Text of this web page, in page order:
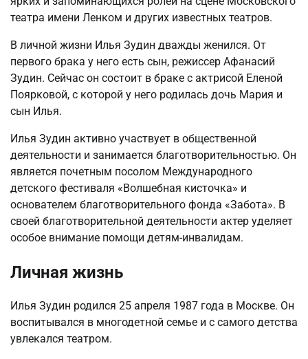
театра имени Ленком и других известных театров.
В личной жизни Илья Зудин дважды женился. От
первого брака у него есть сын, режиссер Афанасий
Зудин. Сейчас он состоит в браке с актрисой Еленой
Поярковой, с которой у него родилась дочь Мария и
сын Илья.
Илья Зудин активно участвует в общественной
деятельности и занимается благотворительностью. Он
является почетным посолом Международного
детского фестиваля «Волшебная кисточка» и
основателем благотворительного фонда «Забота». В
своей благотворительной деятельности актер уделяет
особое внимание помощи детям-инвалидам.
Личная жизнь
Илья Зудин родился 25 апреля 1987 года в Москве. Он
воспитывался в многодетной семье и с самого детства
увлекался театром.